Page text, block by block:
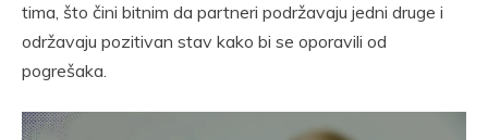
tima, što čini bitnim da partneri podržavaju jedni druge i
održavaju pozitivan stav kako bi se oporavili od
pogrešaka.